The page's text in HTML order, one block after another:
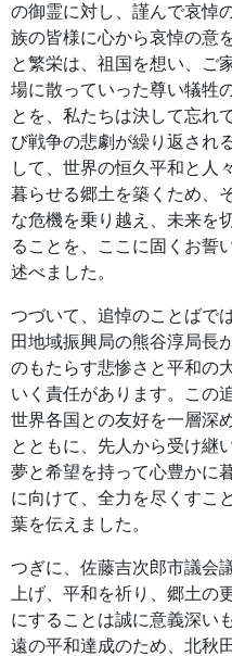
の御霊に対し、謹んで哀悼
族の皆様に心から哀悼の意
と繁栄は、祖国を想い、ご
場に散っていった尊い犠牲
とを、私たちは決して忘れ
び戦争の悲劇が繰り返され
して、世界の恒久平和と人
暮らせる郷土を築くため、
な危機を乗り越え、未来を
ることを、ここに固くお誓
述べました。
つづいて、追悼のことばで
田地域振興局の熊谷淳局長
のもたらす悲惨さと平和の
いく責任があります。この
世界各国との友好を一層深
とともに、先人から受け継
夢と希望を持って心豊かに
に向けて、全力を尽くすこ
葉を伝えました。
つぎに、佐藤吉次郎市議会
上げ、平和を祈り、郷土の
にすることは誠に意義深い
遠の平和達成のため、北秋